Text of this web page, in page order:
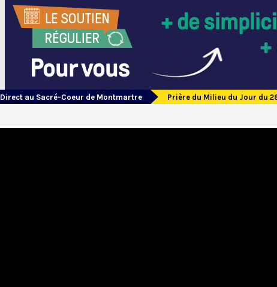
Direct au Sacré-Coeur de Montmartre Prière du Milieu du Jour du